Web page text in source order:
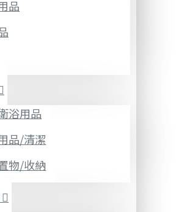
品
浴用品
品/清潔
物/收納